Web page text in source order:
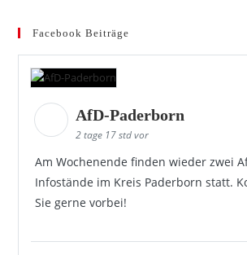
Facebook Beiträge
AfD-Paderborn
2 tage 17 std vor
Am Wochenende finden wieder zwei
Infostände im Kreis Paderborn statt.
Sie gerne vorbei!